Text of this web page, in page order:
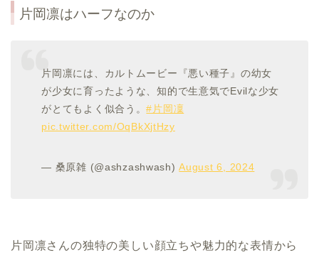
片岡凛はハーフなのか
片岡凛には、カルトムービー『悪い種子』の幼女
が少女に育ったような、知的で生意気でEvilな少女
がとてもよく似合う。#片岡凜
pic.twitter.com/OqBkXjtHzy
— 桑原雑 (@ashzashwash)August 6, 2024
片岡凛さんの独特の美しい顔立ちや魅力的な表情から